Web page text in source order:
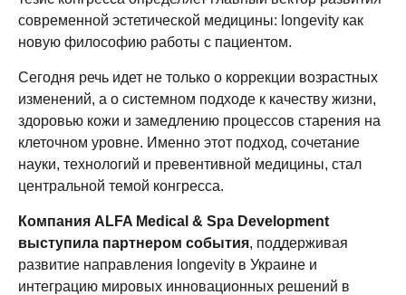
современной эстетической медицины: longevity как
новую философию работы с пациентом.
Сегодня речь идет не только о коррекции возрастных
изменений, а о системном подходе к качеству жизни,
здоровью кожи и замедлению процессов старения на
клеточном уровне. Именно этот подход, сочетание
науки, технологий и превентивной медицины, стал
центральной темой конгресса.
Компания ALFA Medical & Spa Development
выступила партнером события, поддерживая
развитие направления longevity в Украине и
интеграцию мировых инновационных решений в